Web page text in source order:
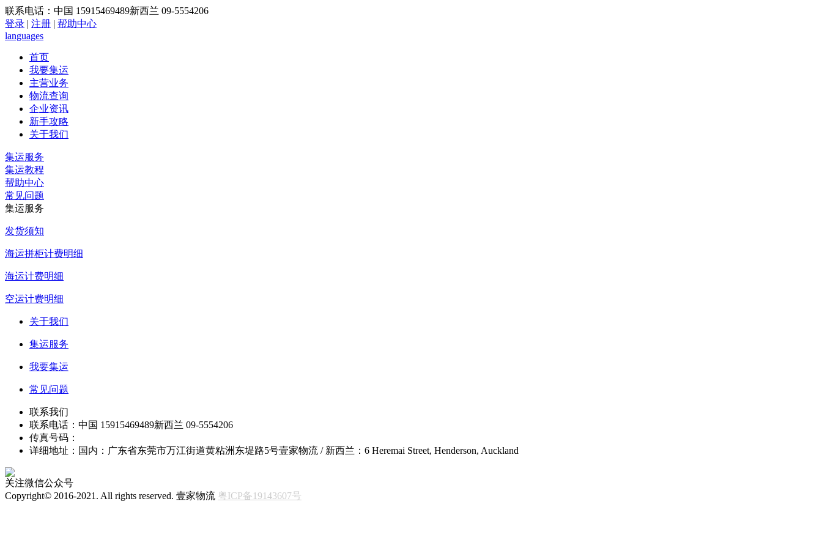
联系电话：中国 15915469489新西兰 09-5554206
登录 | 注册 | 帮助中心
languages
首页
我要集运
主营业务
物流查询
企业资讯
新手攻略
关于我们
集运服务
集运教程
帮助中心
常见问题
集运服务
发货须知
海运拼柜计费明细
海运计费明细
空运计费明细
关于我们
集运服务
我要集运
常见问题
联系我们
联系电话：中国 15915469489新西兰 09-5554206
传真号码：
详细地址：国内：广东省东莞市万江街道黄粘洲东堤路5号壹家物流 / 新西兰：6 Heremai Street, Henderson, Auckland
关注微信公众号
Copyright© 2016-2021. All rights reserved. 壹家物流 粤ICP备19143607号